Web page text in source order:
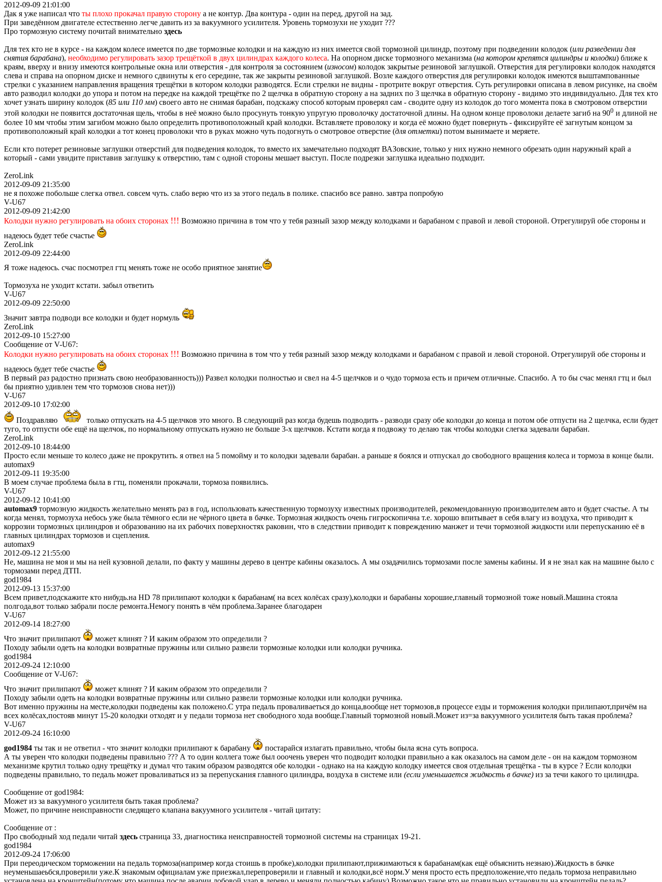
2012-09-09 21:01:00
Дак я уже написал что ты плохо прокачал правую сторону а не контур. Два контура - один на перед, другой на зад.
При заведённом двигателе естественно легче давить из за вакуумного усилителя. Уровень тормозухи не уходит ???
Про тормозную систему почитай внимательно здесь
Для тех кто не в курсе - на каждом колесе имеется по две тормозные колодки и на каждую из них имеется свой тормозной цилиндр, поэтому при подведении колодок (или разведении для
снятия барабана), необходимо регулировать зазор трещёткой в двух цилиндрах каждого колеса. На опорном диске тормозного механизма (на котором крепятся цилиндры и колодки) ближе к
краям, вверху и внизу имеются контрольные окна или отверстия - для контроля за состоянием (износом) колодок закрытые резиновой заглушкой. Отверстия для регулировки колодок находятся
слева и справа на опорном диске и немного сдвинуты к его середине, так же закрыты резиновой заглушкой. Возле каждого отверстия для регулировки колодок имеются выштампованные
стрелки с указанием направления вращения трещётки в котором колодки разводятся. Если стрелки не видны - протрите вокруг отверстия. Суть регулировки описана в левом рисунке, на своём
авто разводил колодки до упора и потом на передке на каждой трещётке по 2 щелчка в обратную сторону а на задних по 3 щелчка в обратную сторону - видимо это индивидуально. Для тех кто
хочет узнать ширину колодок (85 или 110 мм) своего авто не снимая барабан, подскажу способ которым проверял сам - сводите одну из колодок до того момента пока в смотровом отверстии
этой колодки не появится достаточная щель, чтобы в неё можно было просунуть тонкую упругую проволочку достаточной длины. На одном конце проволоки делаете загиб на 900 и длиной не
более 10 мм чтобы этим загибом можно было определить противоположный край колодки. Вставляете проволоку и когда её можно будет повернуть - фиксируйте её загнутым концом за
противоположный край колодки а тот конец проволоки что в руках можно чуть подогнуть о смотровое отверстие (для отметки) потом вынимаете и меряете.
Если кто потерет резиновые заглушки отверстий для подведения колодок, то вместо их замечательно подходят ВАЗовские, только у них нужно немного обрезать один наружный край а
который - сами увидите приставив заглушку к отверстию, там с одной стороны мешает выступ. После подрезки заглушка идеально подходит.
ZeroLink
2012-09-09 21:35:00
не я похоже побольше слегка отвел. совсем чуть. слабо верю что из за этого педаль в полике. спасибо все равно. завтра попробую
V-U67
2012-09-09 21:42:00
Колодки нужно регулировать на обоих сторонах !!! Возможно причина в том что у тебя разный зазор между колодками и барабаном с правой и левой стороной. Отрегулируй обе стороны и
надеюсь будет тебе счастье
ZeroLink
2012-09-09 22:44:00
Я тоже надеюсь. счас посмотрел гтц менять тоже не особо приятное занятие
Тормозуха не уходит кстати. забыл ответить
V-U67
2012-09-09 22:50:00
Значит завтра подводи все колодки и будет нормуль
ZeroLink
2012-09-10 15:27:00
Сообщение от V-U67:
Колодки нужно регулировать на обоих сторонах !!! Возможно причина в том что у тебя разный зазор между колодками и барабаном с правой и левой стороной. Отрегулируй обе стороны и
надеюсь будет тебе счастье
В первый раз радостно признать свою необразованность))) Развел колодки полностью и свел на 4-5 щелчков и о чудо тормоза есть и причем отличные. Спасибо. А то бы счас менял гтц и был
бы приятно удивлен тем что тормозов снова нет)))
V-U67
2012-09-10 17:02:00
Поздравляю
только отпускать на 4-5 щелчков это много. В следующий раз когда будешь подводить - разводи сразу обе колодки до конца и потом обе отпусти на 2 щелчка, если будет
туго, то отпусти обе ещё на щелчок, по нормальному отпускать нужно не больше 3-х щелчков. Кстати когда я подвожу то делаю так чтобы колодки слегка задевали барабан.
ZeroLink
2012-09-10 18:44:00
Просто если меньше то колесо даже не прокрутить. я отвел на 5 помойму и то колодки задевали барабан. а раньше я боялся и отпускал до свободного вращения колеса и тормоза в конце были.
automax9
2012-09-11 19:35:00
В моем случае проблема была в гтц, поменяли прокачали, тормоза появились.
V-U67
2012-09-12 10:41:00
automax9 тормозную жидкость желательно менять раз в год, использовать качественную тормозуху известных производителей, рекомендованную производителем авто и будет счастье. А ты
когда менял, тормозуха небось уже была тёмного если не чёрного цвета в бачке. Тормозная жидкость очень гигроскопична т.е. хорошо впитывает в себя влагу из воздуха, что приводит к
коррозии тормозных цилиндров и образованию на их рабочих поверхностях раковин, что в следствии приводит к повреждению манжет и течи тормозной жидкости или перепусканию её в
главных цилиндрах тормозов и сцепления.
automax9
2012-09-12 21:55:00
Не, машина не моя и мы на ней кузовной делали, по факту у машины дерево в центре кабины оказалось. А мы озадачились тормозами после замены кабины. И я не знал как на машине было с
тормозами перед ДТП.
god1984
2012-09-13 15:37:00
Всем привет,подскажите кто нибудь.на HD 78 прилипают колодки к барабанам( на всех колёсах сразу),колодки и барабаны хорошие,главный тормозной тоже новый.Машина стояла
полгода,вот только забрали после ремонта.Немогу понять в чём проблема.Заранее благодарен
V-U67
2012-09-14 18:27:00
Что значит прилипают
может клинят ? И каким образом это определили ?
Походу забыли одеть на колодки возвратные пружины или сильно развели тормозные колодки или колодки ручника.
god1984
2012-09-24 12:10:00
Сообщение от V-U67:
Что значит прилипают
может клинят ? И каким образом это определили ?
Походу забыли одеть на колодки возвратные пружины или сильно развели тормозные колодки или колодки ручника.
Вот именно пружины на месте,колодки подведены как положено.С утра педаль проваливаеться до конца,вообще нет тормозов,в процессе езды и торможения колодки прилипают,причём на
всех колёсах,постояв минут 15-20 колодки отходят и у педали тормоза нет свободного хода вообще.Главный тормозной новый.Может из=за вакуумного усилителя быть такая проблема?
V-U67
2012-09-24 16:10:00
god1984 ты так и не ответил - что значит колодки прилипают к барабану
постарайся излагать правильно, чтобы была ясна суть вопроса.
А ты уверен что колодки подведены правильно ??? А то один коллега тоже был ооочень уверен что подводит колодки правильно а как оказалось на самом деле - он на каждом тормозном
механизме крутил только одну трещётку и думал что таким образом разводятся обе колодки - однако на на каждую колодку имеется своя отдельная трещётка - ты в курсе ? Если колодки
подведены правильно, то педаль может проваливаться из за перепускания главного цилиндра, воздуха в системе или (если уменьшается жидкость в бачке) из за течи какого то цилиндра.
Сообщение от god1984:
Может из за вакуумного усилителя быть такая проблема?
Может, по причине неисправности следящего клапана вакуумного усилителя - читай цитату:
Сообщение от :
Про свободный ход педали читай здесь страница 33, диагностика неисправностей тормозной системы на страницах 19-21.
god1984
2012-09-24 17:06:00
При переодическом торможении на педаль тормоза(например когда стоишь в пробке),колодки прилипают,прижимаються к барабанам(как ещё объяснить незнаю).Жидкость в бачке
неуменьшаеьбся,проверили уже.К знакомым официалам уже приезжал,перепроверили и главный и колодки,всё норм.У меня просто есть предположение,что педаль тормоза неправильно